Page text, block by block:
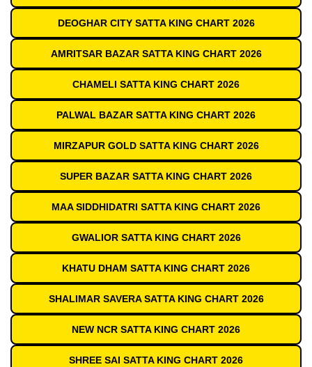
DEOGHAR CITY SATTA KING CHART 2026
AMRITSAR BAZAR SATTA KING CHART 2026
CHAMELI SATTA KING CHART 2026
PALWAL BAZAR SATTA KING CHART 2026
MIRZAPUR GOLD SATTA KING CHART 2026
SUPER BAZAR SATTA KING CHART 2026
MAA SIDDHIDATRI SATTA KING CHART 2026
GWALIOR SATTA KING CHART 2026
KHATU DHAM SATTA KING CHART 2026
SHALIMAR SAVERA SATTA KING CHART 2026
NEW NCR SATTA KING CHART 2026
SHREE SAI SATTA KING CHART 2026